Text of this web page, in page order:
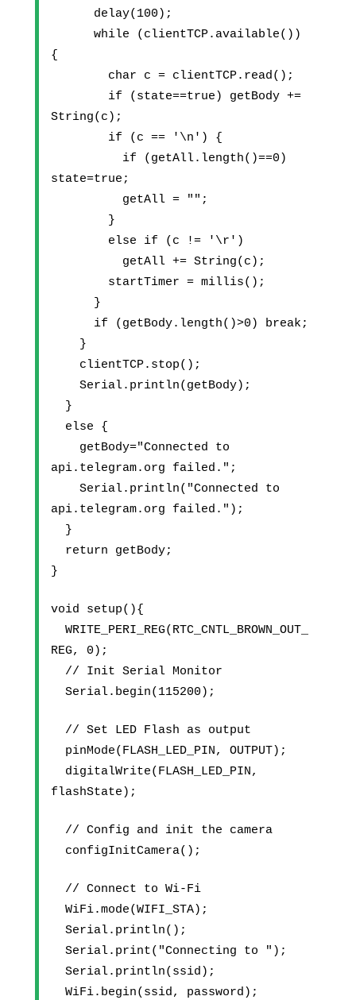
delay(100);
while (clientTCP.available())
{
char c = clientTCP.read();
if (state==true) getBody +=
String(c);
if (c == '\n') {
if (getAll.length()==0)
state=true;
getAll = "";
}
else if (c != '\r')
getAll += String(c);
startTimer = millis();
}
if (getBody.length()>0) break;
}
clientTCP.stop();
Serial.println(getBody);
}
else {
getBody="Connected to
api.telegram.org failed.";
Serial.println("Connected to
api.telegram.org failed.");
}
return getBody;
}
void setup(){
WRITE_PERI_REG(RTC_CNTL_BROWN_OUT_
REG, 0);
// Init Serial Monitor
Serial.begin(115200);
// Set LED Flash as output
pinMode(FLASH_LED_PIN, OUTPUT);
digitalWrite(FLASH_LED_PIN,
flashState);
// Config and init the camera
configInitCamera();
// Connect to Wi-Fi
WiFi.mode(WIFI_STA);
Serial.println();
Serial.print("Connecting to ");
Serial.println(ssid);
WiFi.begin(ssid, password);